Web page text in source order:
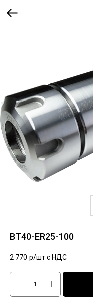
BT40-ER25-100
2 770 р/шт c НДС